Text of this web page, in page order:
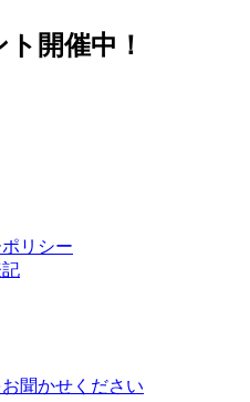
開催中！
リシー
聞かせください